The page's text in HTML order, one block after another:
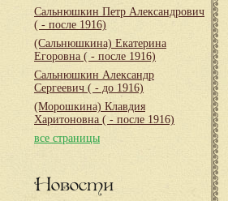
Сальнюшкин Петр Александрович
( - после 1916)
(Сальнюшкина) Екатерина
Егоровна ( - после 1916)
Сальнюшкин Александр
Сергеевич ( - до 1916)
(Морошкина) Клавдия
Харитоновна ( - после 1916)
все страницы
Новости